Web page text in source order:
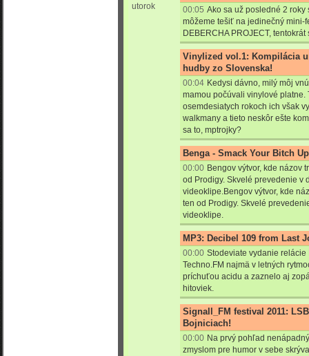
utorok
00:05 Ako sa už posledné 2 roky
môžeme tešiť na jedinečný mini-
DEBERCHA PROJECT,
Vinylized vol.1: Kompilácia
hudby zo Slovenska!
00:04 Kedysi dávno, milý môj
mamou počúvali vinylové platne.
osemdesiatych rokoch ich však
walkmany a tieto neskôr ešte
sa to, mptrojky?
Benga - Smack Your Bitch
00:00 Bengov výtvor, kde názov
od Prodigy. Skvelé prevedenie v
videoklipe.Bengov výtvor, kde
ten od Prodigy. Skvelé
videoklipe.
MP3: Decibel 109 from Last
00:00 Stodeviate vydanie
Techno.FM najmä v letných
príchuťou acidu a zaznelo aj
hitoviek.
Signall_FM festival 2011:
Bojniciach!
00:00 Na prvý pohľad
zmyslom pre humor v sebe